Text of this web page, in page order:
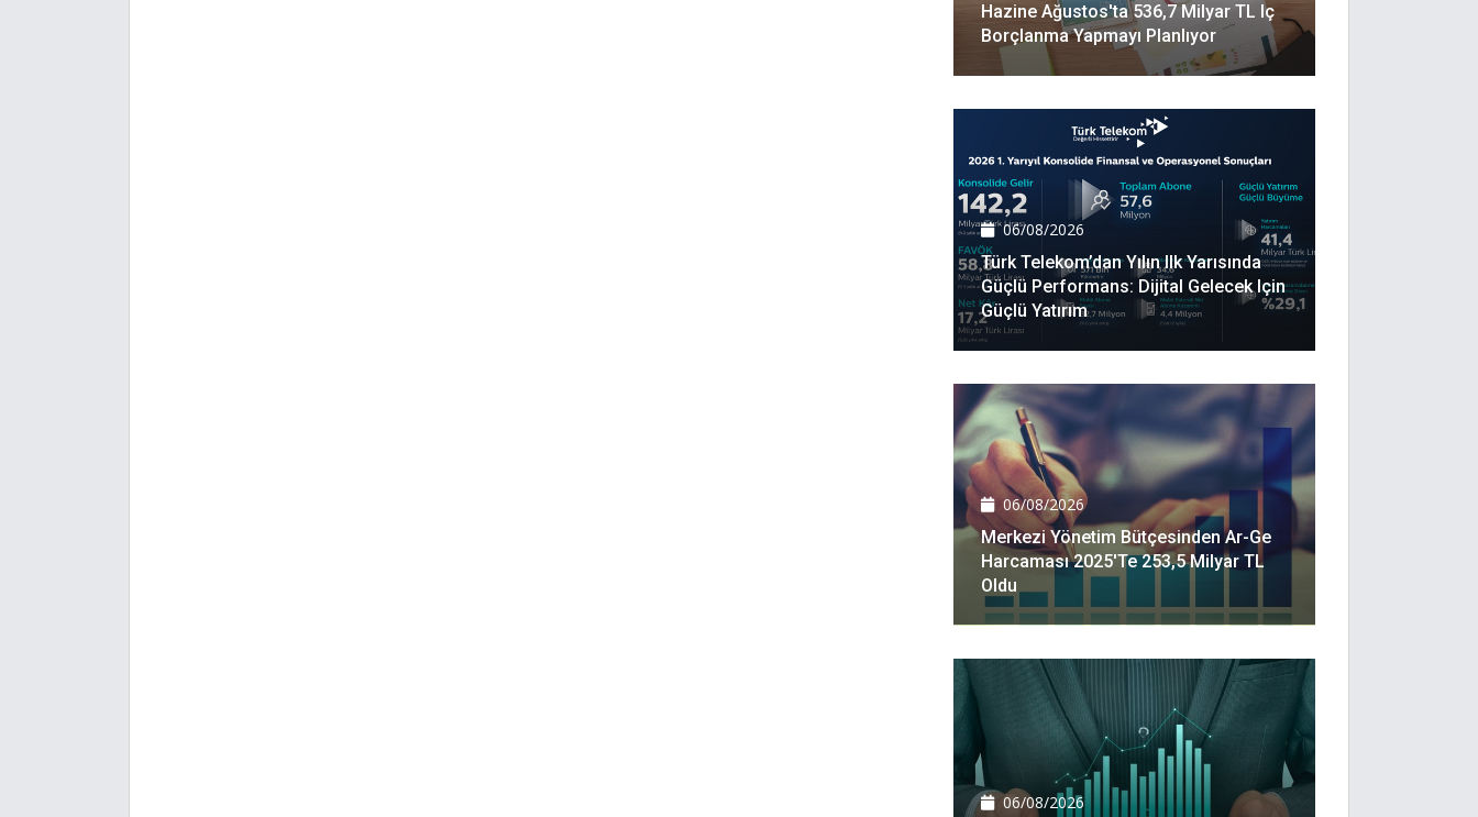
Hazine Ağustos'ta 536,7 Milyar TL Iç
Borçlanma Yapmayı Planlıyor
06/08/2026
Türk Telekom’dan Yılın Ilk Yarısında
Güçlü Performans: Dijital Gelecek Için
Güçlü Yatırım
06/08/2026
Merkezi Yönetim Bütçesinden Ar-Ge
Harcaması 2025'te 253,5 Milyar TL
Oldu
06/08/2026